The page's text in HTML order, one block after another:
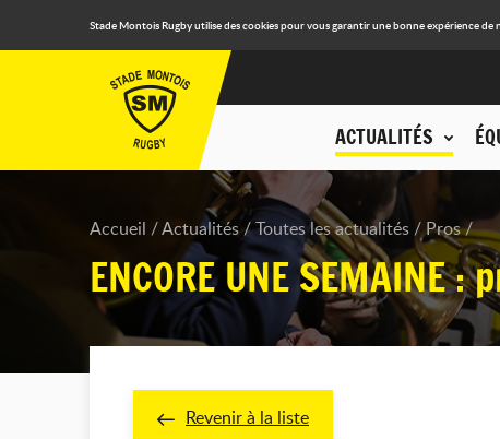
Stade Montois Rugby utilise des cookies pour vous garantir une bonne expérience
ACTUALITÉS
Accueil Actualités Toutes les actualités Pros
ENCORE UNE
Revenir à la liste